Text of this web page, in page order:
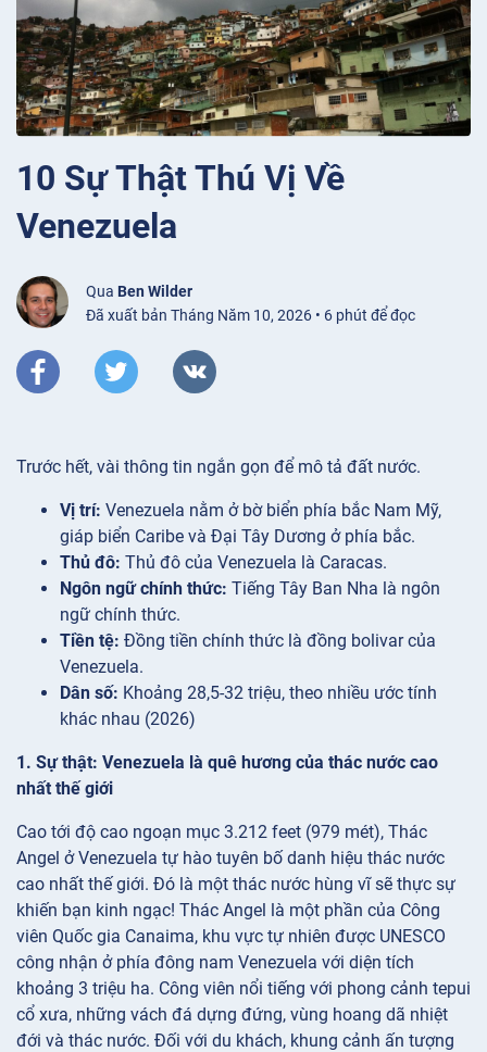
10 Sự Thật Thú Vị Về
Venezuela
Qua Ben Wilder
Đã xuất bản Tháng Năm 10, 2026 • 6 phút để đọc
Trước hết, vài thông tin ngắn gọn để mô tả đất nước.
Vị trí: Venezuela nằm ở bờ biển phía bắc Nam Mỹ,
giáp biển Caribe và Đại Tây Dương ở phía bắc.
Thủ đô: Thủ đô của Venezuela là Caracas.
Ngôn ngữ chính thức: Tiếng Tây Ban Nha là ngôn
ngữ chính thức.
Tiền tệ: Đồng tiền chính thức là đồng bolivar của
Venezuela.
Dân số: Khoảng 28,5-32 triệu, theo nhiều ước tính
khác nhau (2026)
1. Sự thật: Venezuela là quê hương của thác nước cao
nhất thế giới
Cao tới độ cao ngoạn mục 3.212 feet (979 mét), Thác
Angel ở Venezuela tự hào tuyên bố danh hiệu thác nước
cao nhất thế giới. Đó là một thác nước hùng vĩ sẽ thực sự
khiến bạn kinh ngạc! Thác Angel là một phần của Công
viên Quốc gia Canaima, khu vực tự nhiên được UNESCO
công nhận ở phía đông nam Venezuela với diện tích
khoảng 3 triệu ha. Công viên nổi tiếng với phong cảnh tepui
cổ xưa, những vách đá dựng đứng, vùng hoang dã nhiệt
đới và thác nước. Đối với du khách, khung cảnh ấn tượng